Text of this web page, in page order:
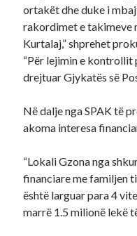
ortakët dhe duke i
rakordimet e takimeve
Kurtalaj,” shprehet
“Për lejimin e kontrollit
drejtuar Gjykatës së
Në dalje nga SPAK të
akoma interesa
“Lokali Gzona nga
financiare me familjen
është larguar para 4
marrë 1.5 milionë lekë